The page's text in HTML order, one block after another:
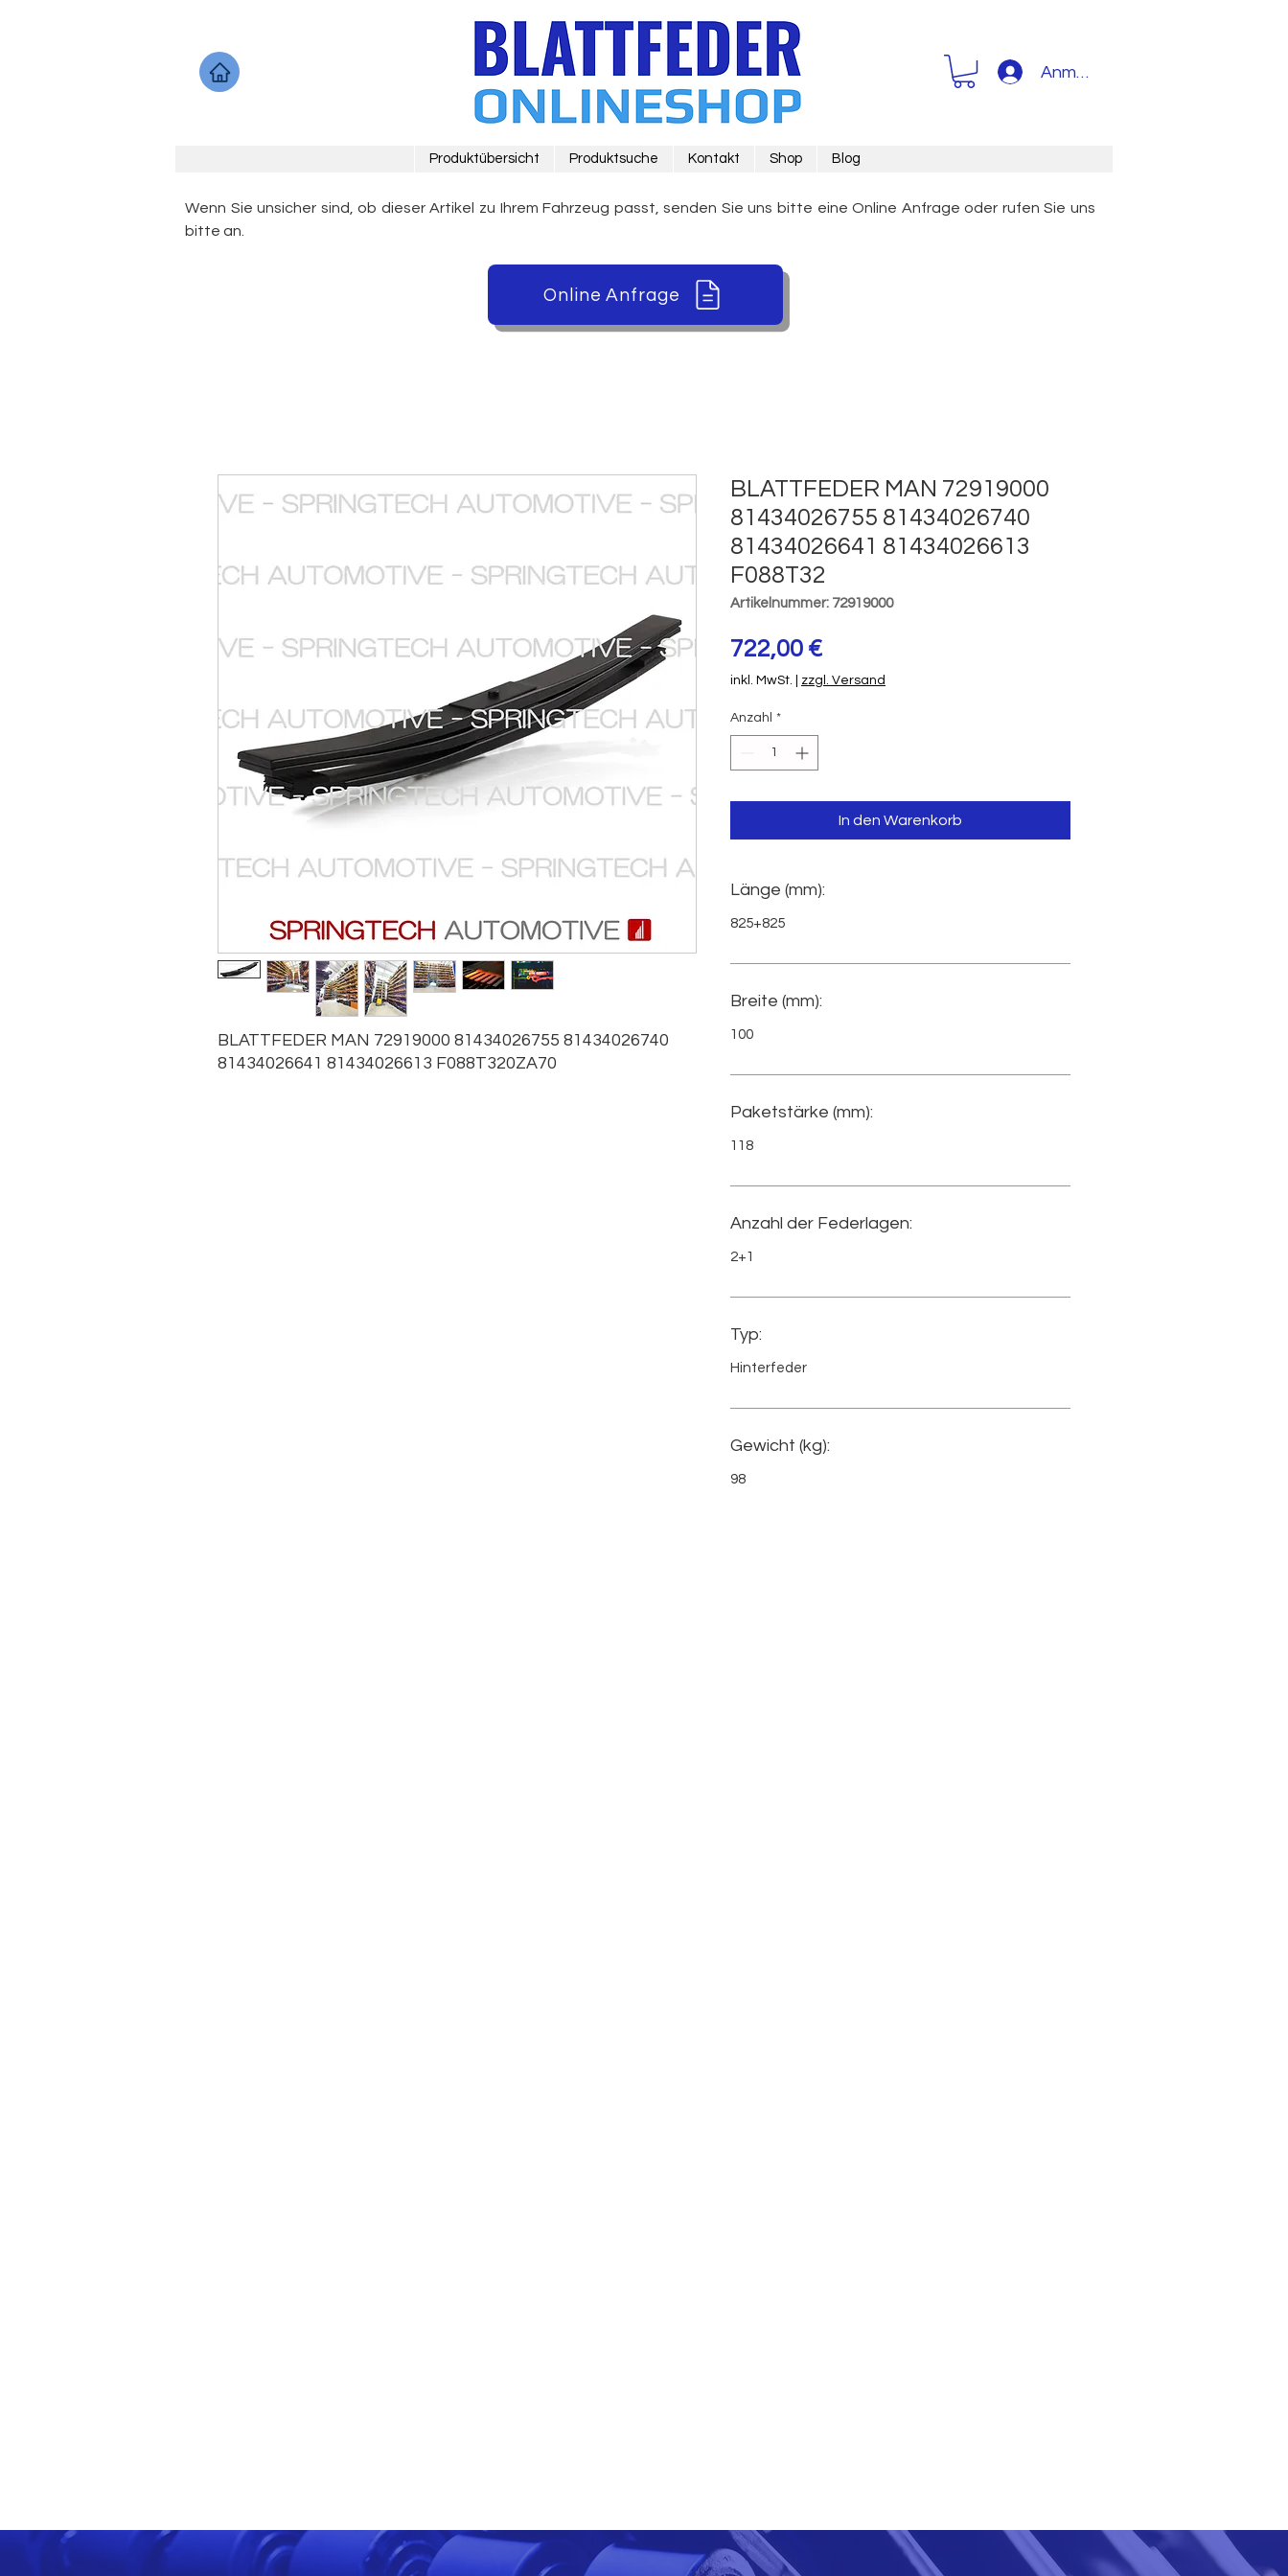
Anmelden
Produktübersicht Produktsuche Kontakt Shop Blog
Wenn Sie unsicher sind, ob dieser Artikel zu Ihrem Fahrzeug passt, senden Sie uns bitte eine Online Anfrage oder rufen Sie uns
bitte an.
Online Anfrage
BLATTFEDER MAN 72919000 81434026755 81434026740
81434026641 81434026613 F088T320ZA70
BLATTFEDER MAN 72919000
81434026755 81434026740
81434026641 81434026613
F088T32
Artikelnummer: 72919000
722,00 €Preis
inkl. MwSt. zzgl. Versand
Anzahl *
In den Warenkorb
Länge (mm):
825+825
Breite (mm):
100
Paketstärke (mm):
118
Anzahl der Federlagen:
2+1
Typ:
Hinterfeder
Gewicht (kg):
98